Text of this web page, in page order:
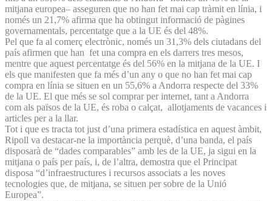
mitjana europea– asseguren que no han fet mai cap tràmit en línia, i
només un 21,7% afirma que ha obtingut informació de pàgines
governamentals, percentatge que a la UE és del 48%.
Pel que fa al comerç electrònic, només un 31,3% dels ciutadans del
país afirmen que han fet una compra en els darrers tres mesos,
mentre que aquest percentatge és del 56% en la mitjana de la UE. I
els que manifesten que fa més d’un any o que no han fet mai cap
compra en línia se situen en un 55,6% a Andorra respecte del 33%
de la UE. El que més se sol comprar per internet, tant a Andorra
com als països de la UE, és roba o calçat, allotjaments de vacances i
articles per a la llar.
Tot i que es tracta tot just d’una primera estadística en aquest àmbit,
Ripoll va destacar-ne la importància perquè, d’una banda, el país
disposarà de “dades comparables” amb les de la UE, ja sigui en la
mitjana o país per país, i, de l’altra, demostra que el Principat
disposa “d’infraestructures i recursos associats a les noves
tecnologies que, de mitjana, se situen per sobre de la Unió
Europea”.